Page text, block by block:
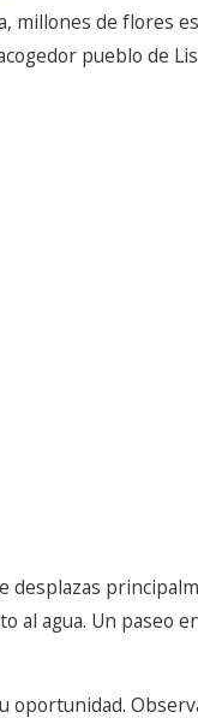
de flores
pueblo de
agua. Un paseo